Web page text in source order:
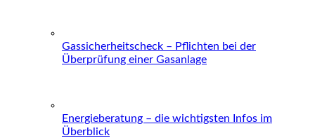
Gassicherheitscheck – Pflichten bei der
Überprüfung einer Gasanlage
Energieberatung – die wichtigsten Infos im
Überblick